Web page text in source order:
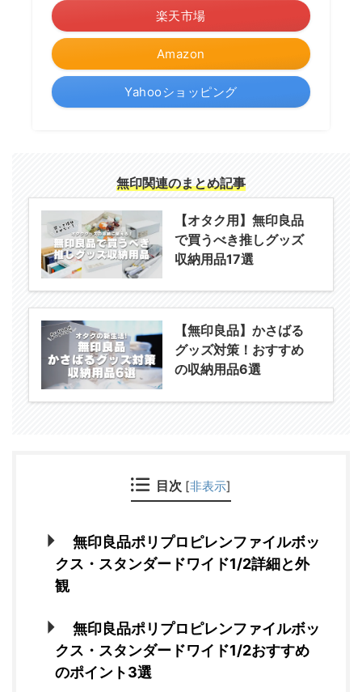
Amazon
楽天市場
Yahooショッピング
無印関連のまとめ記事
【オタク用】無印良品
で買うべき推しグッズ
収納用品17選
【無印良品】かさばる
グッズ対策！おすすめ
の収納用品6選
目次 [非表示]
無印良品ポリプロピレンファイルボッ
クス・スタンダードワイド1/2詳細と外
観
無印良品ポリプロピレンファイルボッ
クス・スタンダードワイド1/2おすすめ
のポイント3選